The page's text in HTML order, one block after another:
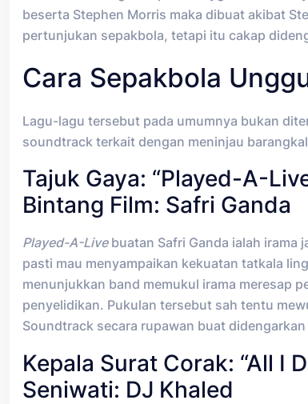
beserta Stephen Morris maka dibuat akibat
pertunjukan sepakbola, tetapi itu cakap
Cara Sepakbola
Lagu-lagu tersebut pada umumnya bukan
soundtrack terkait dengan meninjau
Tajuk Gaya: “Played-A-
Bintang Film: Safri Ganda
Played-A-Live buatan Safri Ganda ialah irama
pasti mau menyampaikan kekuatan tatkala
menunjukkan band memukul irama meresap
penyelidikan. Pukulan tersebut sah tentu
Soundtrack secara rupawan buat
Kepala Surat Corak: “All I
Seniwati: DJ Khaled